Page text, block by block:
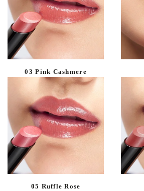
03 Pink Cashmere
05 Ruffle Rose